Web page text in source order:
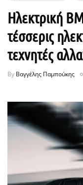
Ηλεκτρική
τέσσερις
τεχνητές
By Βαγγέλης Παμπούκης